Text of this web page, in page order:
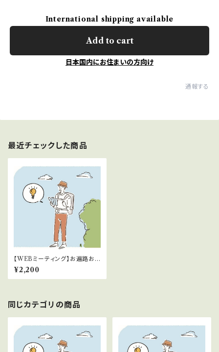
International shipping available
Add to cart
日本国内にお住まいの方向け
通報する
最近チェックした商品
【WEBミーティング】お遍路お
悩み相談
¥2,200
同じカテゴリの商品